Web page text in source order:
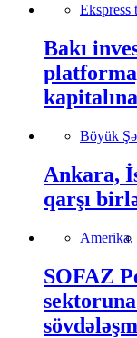
Ekspress
Bakı
Böyük
Ankara,
qarşı
Amerika,
SOFAZ